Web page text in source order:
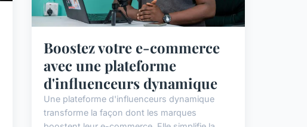
Boostez votre e-commerce
avec une plateforme
d'influenceurs dynamique
Une plateforme d'influenceurs dynamique
transforme la façon dont les marques